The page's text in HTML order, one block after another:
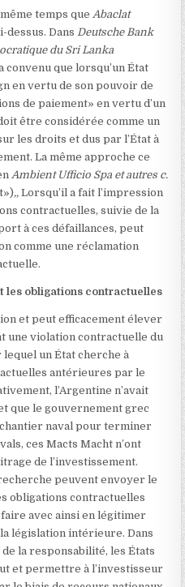
temps queAbaclat
dessus. DansDeutsche Bank
du Sri Lanka
convenu que lorsqu’un État
en vertu de son pouvoir de
de paiement» en vertu d’un
être considérée comme un
les droits et dus par l’État à
La même approche ce
Ambient Ufficio Spa et autres c.
,, Lorsqu’il a fait l’impression
contractuelles, suivie de la
à ces défaillances, peut
comme une réclamation
les obligations contractuelles
et peut efficacement élever
une violation contractuelle du
un État cherche à
antérieures par le
l’Argentine n’avait
que le gouvernement grec
chantier naval pour terminer
ces Macts Macht n’ont
de l’investissement.
peuvent envoyer le
obligations contractuelles
avec ainsi en légitimer
législation intérieure. Dans
la responsabilité, les États
et permettre à l’investisseur